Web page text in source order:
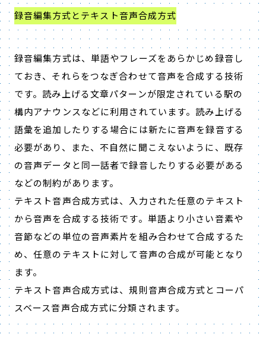
録音編集方式とテキスト音声合成方式
録音編集方式は、単語やフレーズをあらかじめ録音し
ておき、それらをつなぎ合わせて音声を合成する技術
です。読み上げる文章パターンが限定されている駅の
構内アナウンスなどに利用されています。読み上げる
語彙を追加したりする場合には新たに音声を録音する
必要があり、また、不自然に聞こえないように、既存
の音声データと同一話者で録音したりする必要がある
などの制約があります。
テキスト音声合成方式は、入力された任意のテキスト
から音声を合成する技術です。単語より小さい音素や
音節などの単位の音声素片を組み合わせて合成するた
め、任意のテキストに対して音声の合成が可能となり
ます。
テキスト音声合成方式は、規則音声合成方式とコーパ
スベース音声合成方式に分類されます。